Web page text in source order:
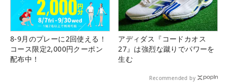
8-9月のプレーに2回使える！
コース限定2,000円クーポン
配布中！
アディダス『コードカオス
27』は強烈な蹴りでパワーを
生む
Recommended by